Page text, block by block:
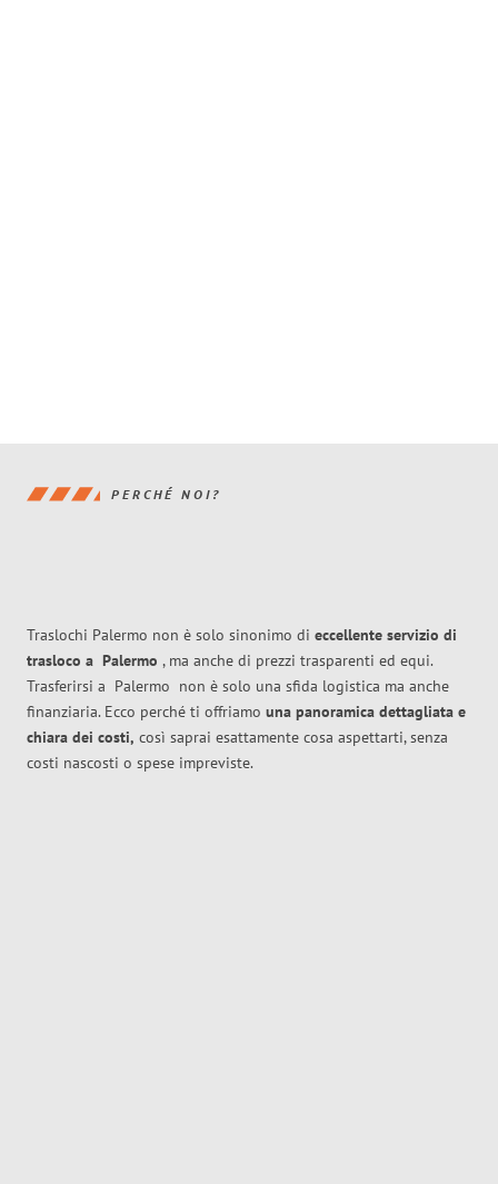
PERCHÉ NOI?
Traslochi Palermo non è solo sinonimo di eccellente servizio di
trasloco a Palermo , ma anche di prezzi trasparenti ed equi.
Trasferirsi a Palermo non è solo una sfida logistica ma anche
finanziaria. Ecco perché ti offriamo una panoramica dettagliata e
chiara dei costi, così saprai esattamente cosa aspettarti, senza
costi nascosti o spese impreviste.